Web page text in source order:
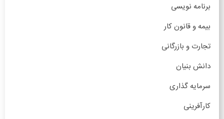
برنامه نویسی
بیمه و قانون کار
تجارت و بازرگانی
دانش بنیان
سرمایه گذاری
کارآفرینی